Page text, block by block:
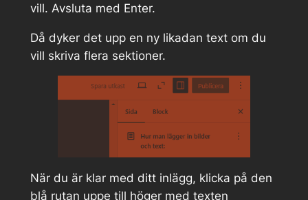
vill. Avsluta med Enter.
Då dyker det upp en ny likadan text om du
vill skriva flera sektioner.
När du är klar med ditt inlägg, klicka på den
blå rutan uppe till höger med texten